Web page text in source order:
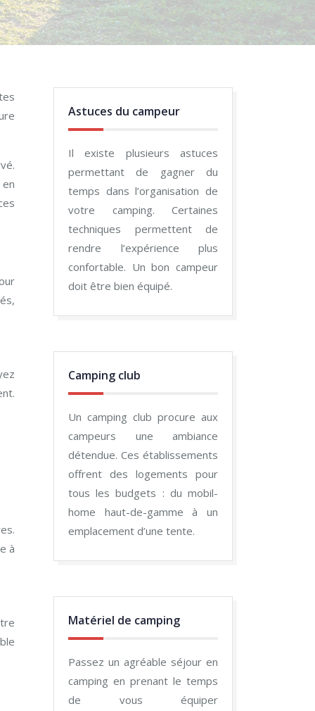
à
Astuces du campeur
Il existe plusieurs astuces
permettant de gagner du
temps dans l’organisation de
votre camping. Certaines
techniques permettent de
rendre l’expérience plus
confortable. Un bon campeur
doit être bien équipé.
Camping club
Un camping club procure aux
campeurs une ambiance
détendue. Ces établissements
offrent des logements pour
tous les budgets : du mobil-
home haut-de-gamme à un
emplacement d’une tente.
Matériel de camping
Passez un agréable séjour en
camping en prenant le temps
de vous équiper